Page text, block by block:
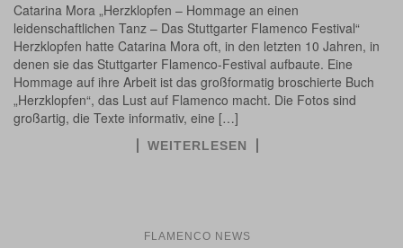
Catarina Mora „Herzklopfen – Hommage an einen
leidenschaftlichen Tanz – Das Stuttgarter Flamenco Festival“
Herzklopfen hatte Catarina Mora oft, in den letzten 10 Jahren, in
denen sie das Stuttgarter Flamenco-Festival aufbaute. Eine
Hommage auf ihre Arbeit ist das großformatig broschierte Buch
„Herzklopfen“, das Lust auf Flamenco macht. Die Fotos sind
großartig, die Texte informativ, eine […]
WEITERLESEN
FLAMENCO NEWS